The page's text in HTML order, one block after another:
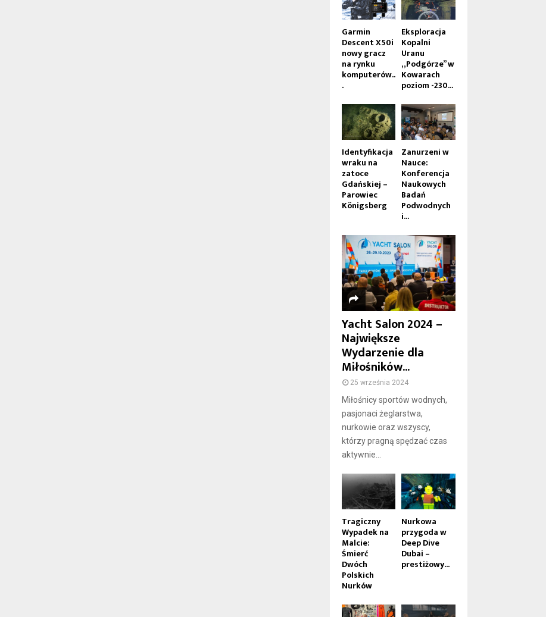
Garmin
Descent X50i
nowy gracz
na rynku
komputerów..
.
Eksploracja
Kopalni
Uranu
„Podgórze” w
Kowarach
poziom -230...
Identyfikacja
wraku na
zatoce
Gdańskiej –
Parowiec
Königsberg
Zanurzeni w
Nauce:
Konferencja
Naukowych
Badań
Podwodnych
i...
Yacht Salon 2024 –
Największe
Wydarzenie dla
Miłośników...
25 września 2024
Miłośnicy sportów wodnych,
pasjonaci żeglarstwa,
nurkowie oraz wszyscy,
którzy pragną spędzać czas
aktywnie...
Tragiczny
Wypadek na
Malcie:
Śmierć
Dwóch
Polskich
Nurków
Nurkowa
przygoda w
Deep Dive
Dubai –
prestiżowy...